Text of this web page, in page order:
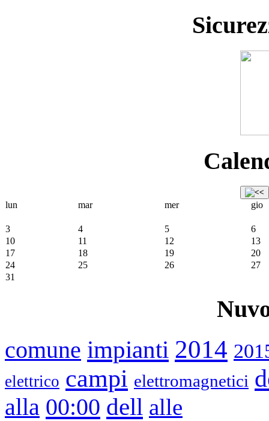
lun
mar mer gio
3 4 5
6
10
11 12
13
17
18 19
20
24
25 26
27
31
comune impianti 2014
elettrico campi elettromagnetici
alla 00:00 dell alle